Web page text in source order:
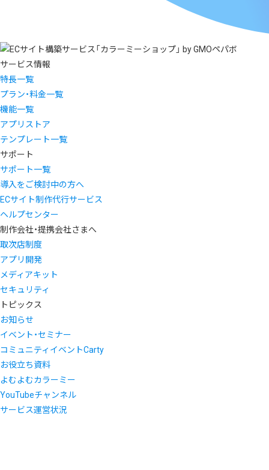
サービス情報
特長一覧
プラン・料金一覧
機能一覧
アプリストア
テンプレート一覧
サポート
サポート一覧
導入をご検討中の方へ
ECサイト制作代行サービス
ヘルプセンター
制作会社・提携会社さまへ
取次店制度
アプリ開発
メディアキット
セキュリティ
トピックス
お知らせ
イベント・セミナー
コミュニティイベントCarty
お役立ち資料
よむよむカラーミー
YouTubeチャンネル
サービス運営状況